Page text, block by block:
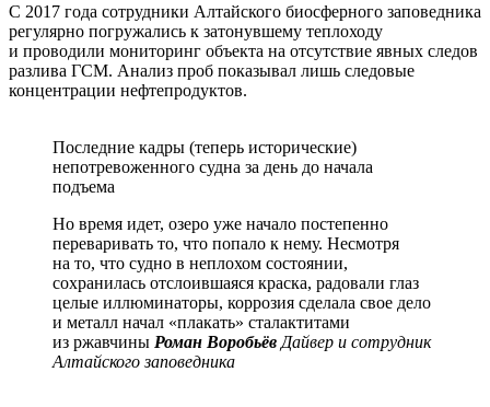
С 2017 года сотрудники Алтайского биосферного заповедника
регулярно погружались к затонувшему теплоходу
и проводили мониторинг объекта на отсутствие явных следов
разлива ГСМ. Анализ проб показывал лишь следовые
концентрации нефтепродуктов.
Последние кадры (теперь исторические)
непотревоженного судна за день до начала
подъема
Но время идет, озеро уже начало постепенно
переваривать то, что попало к нему. Несмотря
на то, что судно в неплохом состоянии,
сохранилась отслоившаяся краска, радовали глаз
целые иллюминаторы, коррозия сделала свое дело
и металл начал «плакать» сталактитами
из ржавчины Роман Воробьёв Дайвер и сотрудник
Алтайского заповедника